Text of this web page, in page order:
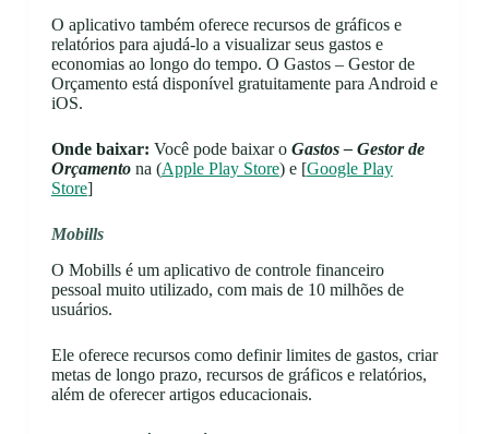
O aplicativo também oferece recursos de gráficos e
relatórios para ajudá-lo a visualizar seus gastos e
economias ao longo do tempo. O Gastos – Gestor de
Orçamento está disponível gratuitamente para Android e
iOS.
Onde baixar: Você pode baixar o Gastos – Gestor de
Orçamentona (Apple Play Store) e [Google Play
Store]
Mobills
O Mobills é um aplicativo de controle financeiro
pessoal muito utilizado, com mais de 10 milhões de
usuários.
Ele oferece recursos como definir limites de gastos, criar
metas de longo prazo, recursos de gráficos e relatórios,
além de oferecer artigos educacionais.